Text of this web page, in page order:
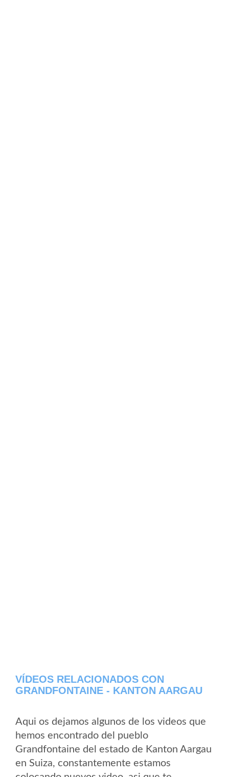
VÍDEOS RELACIONADOS CON
GRANDFONTAINE - KANTON AARGAU
Aqui os dejamos algunos de los videos que
hemos encontrado del pueblo
Grandfontaine del estado de Kanton Aargau
en Suiza, constantemente estamos